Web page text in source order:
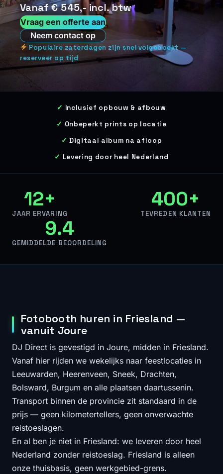
Vanaf € 545,- incl. btw
Vraag een offerte aan
Neem contact op
Populaire zaterdagen zijn snel volgeboekt —
reserveer op tijd
Inclusief opbouw & afbouw
Onbeperkt prints op locatie
Digitaal album na afloop
Levering door heel Nederland
12+
JAAR ERVARING
400+
TEVREDEN KLANTEN
9.4
GEMIDDELDE BEOORDELING
Fotobooth huren in Friesland —
vanuit Joure
DJ Direct is gevestigd in Joure, midden in Friesland.
Vanaf hier rijden we wekelijks naar feestlocaties in
Leeuwarden, Heerenveen, Sneek, Drachten,
Bolsward, Burgum en alle plaatsen daartussenin.
Transport binnen de provincie zit standaard in de
prijs — geen kilometertellers, geen onverwachte
reistoeslagen.
En al ben je niet in Friesland: we leveren door heel
Nederland zonder reistoeslag. Friesland is alleen
onze thuisbasis, geen werkgebied-grens.